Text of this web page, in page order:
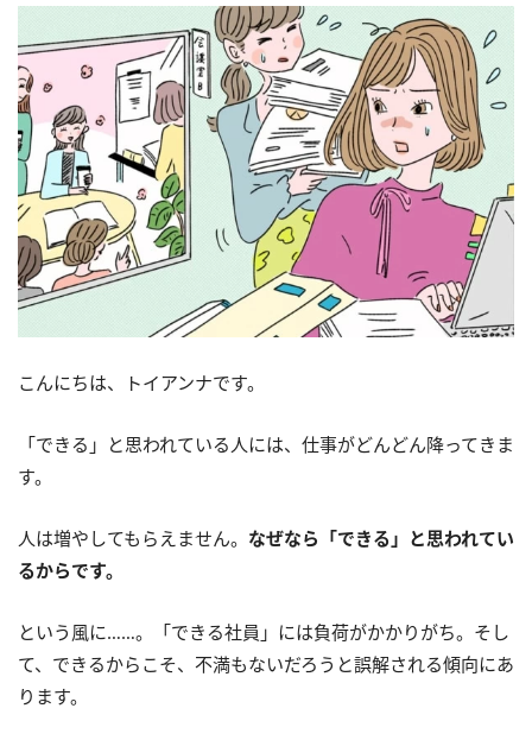
こんにちは、トイアンナです。
「できる」と思われている人には、仕事がどんどん降ってきま
す。
人は増やしてもらえません。 なぜなら「できる」と思われてい
るからです。
という風に……。「できる社員」には負荷がかかりがち。そし
て、できるからこそ、不満もないだろうと誤解される傾向にあ
ります。